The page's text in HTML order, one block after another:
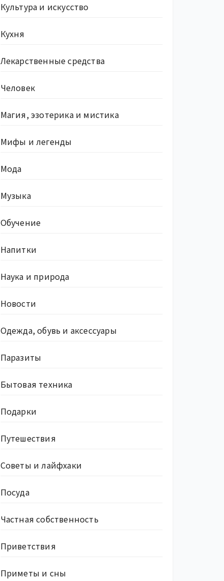
Культура и искусство
Кухня
Лекарственные средства
Человек
Магия, эзотерика и мистика
Мифы и легенды
Мода
Музыка
Обучение
Напитки
Наука и природа
Новости
Одежда, обувь и аксессуары
Паразиты
Бытовая техника
Подарки
Путешествия
Советы и лайфхаки
Посуда
Частная собственность
Приветствия
Приметы и сны